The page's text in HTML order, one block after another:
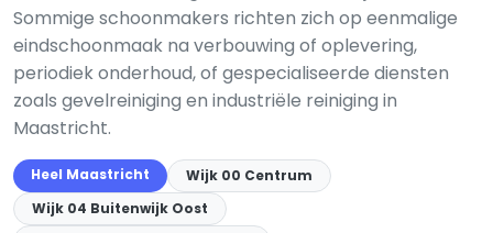
Sommige schoonmakers richten zich op eenmalige
eindschoonmaak na verbouwing of oplevering,
periodiek onderhoud, of gespecialiseerde diensten
zoals gevelreiniging en industriële reiniging in
Maastricht.
Heel Maastricht
Wijk 00 Centrum
Wijk 04 Buitenwijk Oost